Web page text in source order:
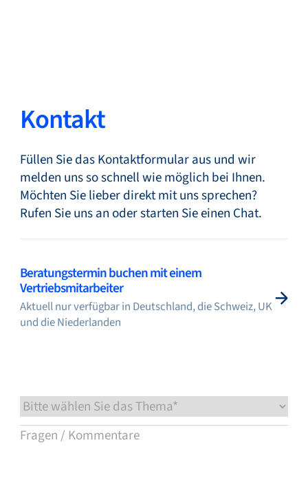
Suche... DE
Märkte
Flow Academy
Kontakt
Füllen Sie das Kontaktformular aus und wir
melden uns so schnell wie möglich bei Ihnen.
Möchten Sie lieber direkt mit uns sprechen?
Rufen Sie uns an oder starten Sie einen Chat.
Beratungstermin buchen mit einem
Vertriebsmitarbeiter
Aktuell nur verfügbar in Deutschland, die Schweiz, UK
und die Niederlanden